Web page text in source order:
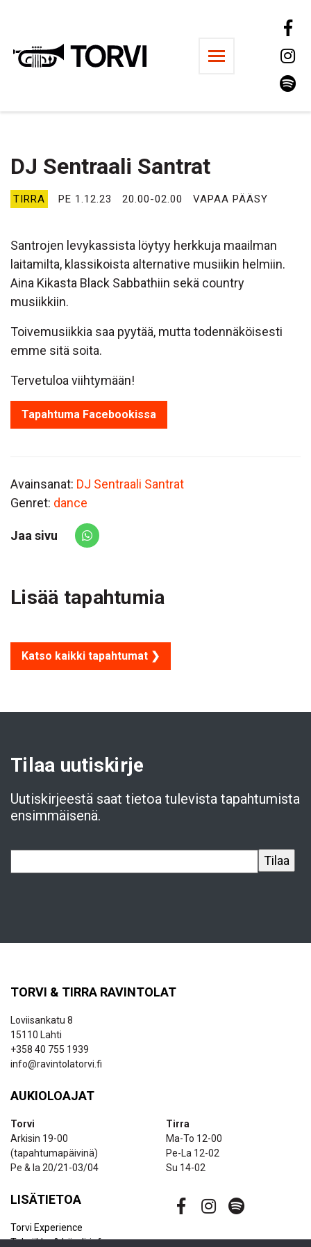
Ravintola Torvi
DJ Sentraali Santrat
TIRRA PE 1.12.23 20.00-02.00 VAPAA PÄÄSY
Santrojen levykassista löytyy herkkuja maailman
laitamilta, klassikoista alternative musiikin helmiin.
Aina Kikasta Black Sabbathiin sekä country
musiikkiin.
Toivemusiikkia saa pyytää, mutta todennäköisesti
emme sitä soita.
Tervetuloa viihtymään!
Tapahtuma Facebookissa
Avainsanat: DJ Sentraali Santrat
Genret: dance
Jaa sivu
Share via Whatsapp
Lisää tapahtumia
Katso kaikki tapahtumat ❯
Tilaa uutiskirje
Uutiskirjeestä saat tietoa tulevista tapahtumista
ensimmäisenä.
TORVI & TIRRA RAVINTOLAT
Loviisankatu 8
15110 Lahti
+358 40 755 1939
info@ravintolatorvi.fi
AUKIOLOAJAT
Torvi
Arkisin 19-00
(tapahtumapäivinä)
Pe & la 20/21-03/04
Tirra
Ma-To 12-00
Pe-La 12-02
Su 14-02
LISÄTIETOA
Torvi Experience
Tekniikka & bändi-info